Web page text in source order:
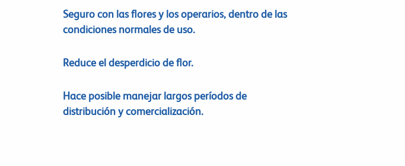
Seguro con las flores y los operarios, dentro de las
condiciones normales de uso.
Reduce el desperdicio de flor.
Hace posible manejar largos períodos de
distribución y comercialización.